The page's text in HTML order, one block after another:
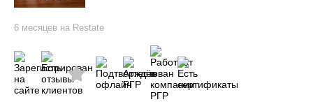
6 месяцев на Restate